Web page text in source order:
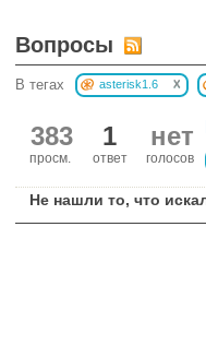
Вопросы
В тегах asterisk1.6 x
нет
голосов
1
ответ
383
просм.
Не нашли то, что